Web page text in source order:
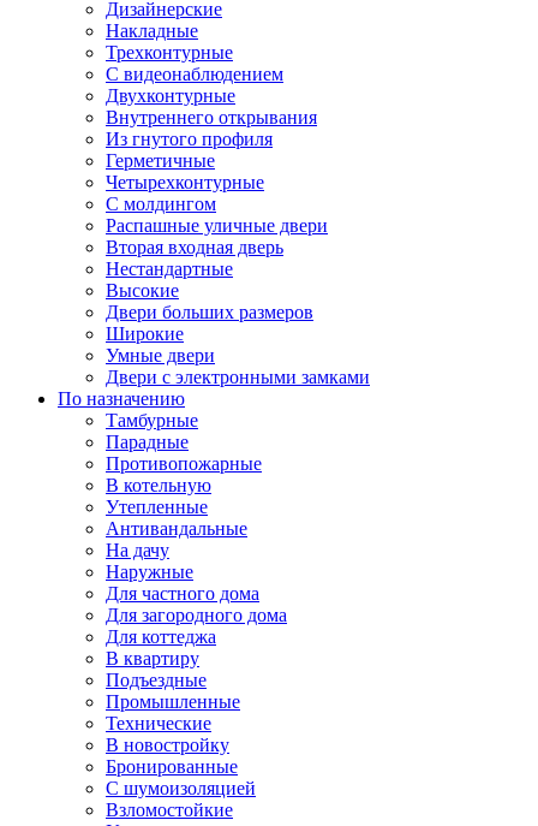
Дизайнерские
Накладные
Трехконтурные
С видеонаблюдением
Двухконтурные
Внутреннего открывания
Из гнутого профиля
Герметичные
Четырехконтурные
С молдингом
Распашные уличные двери
Вторая входная дверь
Нестандартные
Высокие
Двери больших размеров
Широкие
Умные двери
Двери с электронными замками
По назначению
Тамбурные
Парадные
Противопожарные
В котельную
Утепленные
Антивандальные
На дачу
Наружные
Для частного дома
Для загородного дома
Для коттеджа
В квартиру
Подъездные
Промышленные
Технические
В новостройку
Бронированные
С шумоизоляцией
Взломостойкие